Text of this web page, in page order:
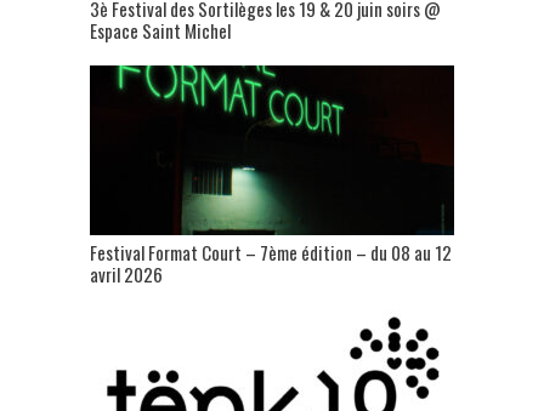
3è Festival des Sortilèges les 19 & 20 juin soirs @
Espace Saint Michel
Festival Format Court – 7ème édition – du 08 au 12
avril 2026